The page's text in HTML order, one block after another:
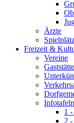
Ärzte
Freizeit &
Vereine
1
2